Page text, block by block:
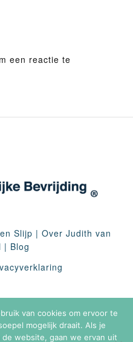
een reactie te
Slijp | Over Judith van
| Blog
van cookies om ervoor te
mogelijk draait. Als je
website, gaan we ervan uit